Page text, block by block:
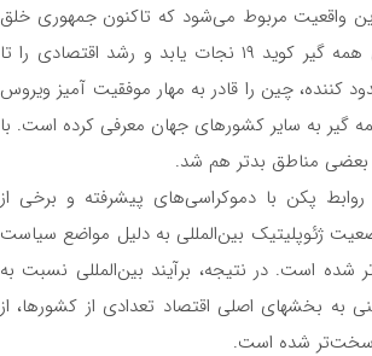
این واقعیت مربوط‌ می‌شود که تاکنون جمهوری خلق
چین اولین و تنها کشوری از گروه ۲۰ است که توانسته است از بحران همه گیر کوید ۱۹ نجات یابد و رشد اقتصادی را تا
محدود کننده، چین را قادر به مهار موفقیت آمیز ویروس
گیر به سایر کشورهای جهان معرفی کرده است. با
بعضی مناطق بدتر هم شد.
پکن با دموکراسی‌های پیشرفته و برخی از
ژئوپلیتیک بین‌المللی به دلیل مواضع سیاست
شده است. در نتیجه، برآیند بین‌المللی نسبت به
بخشهای اصلی اقتصاد تعدادی از کشورها، از
سخت‌تر شده است.